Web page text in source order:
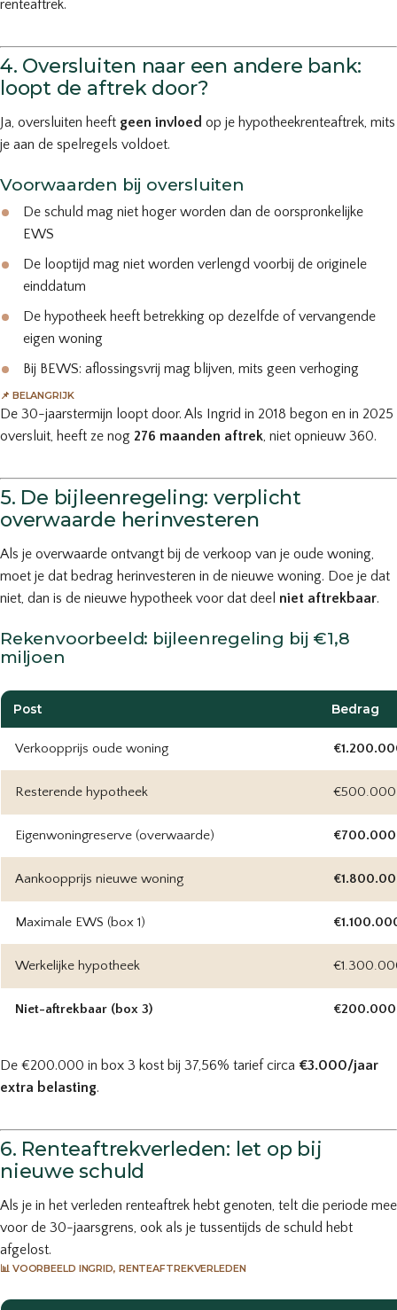
renteaftrek.
4. Oversluiten naar een andere bank:
loopt de aftrek door?
Ja, oversluiten heeft geen invloed op je hypotheekrenteaftrek, mits
je aan de spelregels voldoet.
Voorwaarden bij oversluiten
De schuld mag niet hoger worden dan de oorspronkelijke
EWS
De looptijd mag niet worden verlengd voorbij de originele
einddatum
De hypotheek heeft betrekking op dezelfde of vervangende
eigen woning
Bij BEWS: aflossingsvrij mag blijven, mits geen verhoging
📌 BELANGRIJK
De 30-jaarstermijn loopt door. Als Ingrid in 2018 begon en in 2025
oversluit, heeft ze nog 276 maanden aftrek, niet opnieuw 360.
5. De bijleenregeling: verplicht
overwaarde herinvesteren
Als je overwaarde ontvangt bij de verkoop van je oude woning,
moet je dat bedrag herinvesteren in de nieuwe woning. Doe je dat
niet, dan is de nieuwe hypotheek voor dat deel niet aftrekbaar.
Rekenvoorbeeld: bijleenregeling bij €1,8
miljoen
Post Bedrag
Verkoopprijs oude woning
Resterende hypotheek €500.000
Eigenwoningreserve (overwaarde) €700.000
Aankoopprijs nieuwe woning
Maximale EWS (box 1)
Werkelijke hypotheek
Niet-aftrekbaar (box 3) €200.000
De €200.000 in box 3 kost bij 37,56% tarief circa €3.000/jaar
extra belasting.
6. Renteaftrekverleden: let op bij
nieuwe schuld
Als je in het verleden renteaftrek hebt genoten, telt die periode mee
voor de 30-jaarsgrens, ook als je tussentijds de schuld hebt
afgelost.
📊 VOORBEELD INGRID, RENTEAFTREKVERLEDEN